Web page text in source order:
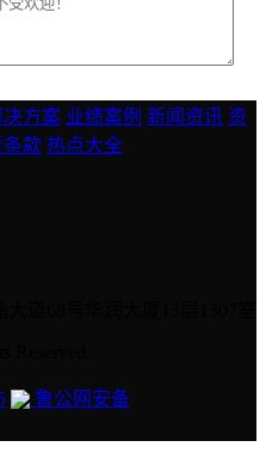
决方案 业绩案例 新闻资讯 资
条款 热点大全
鲁公网安备